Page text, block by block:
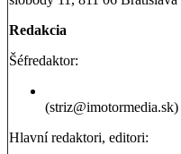
Redakcia
Šéfredaktor:
(striz@imotormedia.sk)
Hlavní redaktori, editori: